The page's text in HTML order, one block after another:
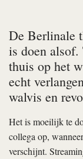
De Berlinale
is doen
thuis op het
echt
walvis en
Het is moeilijk te
collega op,
verschijnt.